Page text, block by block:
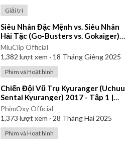
Giải trí
⁣Siêu Nhân Đặc Mệnh vs. Siêu Nhân
Hải Tặc (Go-Busters vs. Gokaiger) |
Vietsub
MiuClip Official
1,382 lượt xem · 18 Tháng Giêng 2025
Phim và Hoạt hình
⁣Chiến Đội Vũ Trụ Kyuranger (Uchuu
Sentai Kyuranger) 2017 - Tập 1 |
Thuyết Minh
PhimOxy Official
1,373 lượt xem · 28 Tháng Hai 2025
Phim và Hoạt hình